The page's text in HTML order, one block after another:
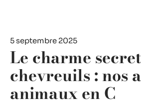
5 septembre 2025
Le charme
chevreuils : nos
animaux en C